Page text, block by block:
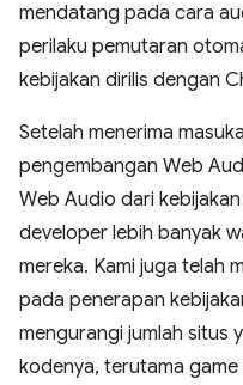
mendatang pada cara
perilaku pemutaran
kebijakan dirilis dengan
Setelah menerima
pengembangan Web
Web Audio dari
developer lebih banyak
mereka. Kami juga telah
pada penerapan
mengurangi jumlah situs
kodenya, terutama